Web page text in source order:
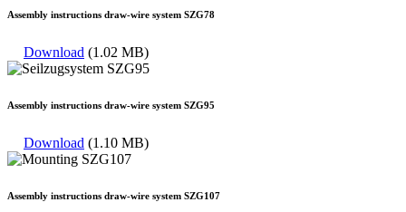
Assembly instructions draw-wire system SZG78
Download (1.02 MB)
Assembly instructions draw-wire system SZG95
Download (1.10 MB)
Assembly instructions draw-wire system SZG107